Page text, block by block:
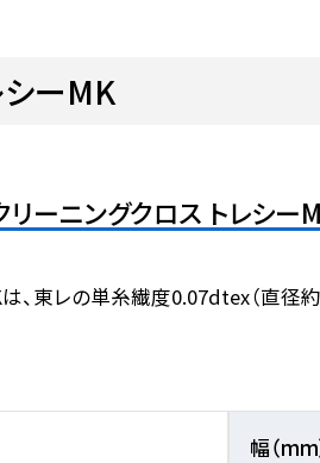
シーMK
ーニングクロス トレシー
、東レの単糸繊度0.07dtex（直径
幅（mm